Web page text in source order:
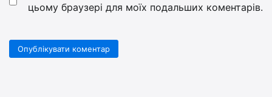
цьому браузері для моїх подальших коментарів.